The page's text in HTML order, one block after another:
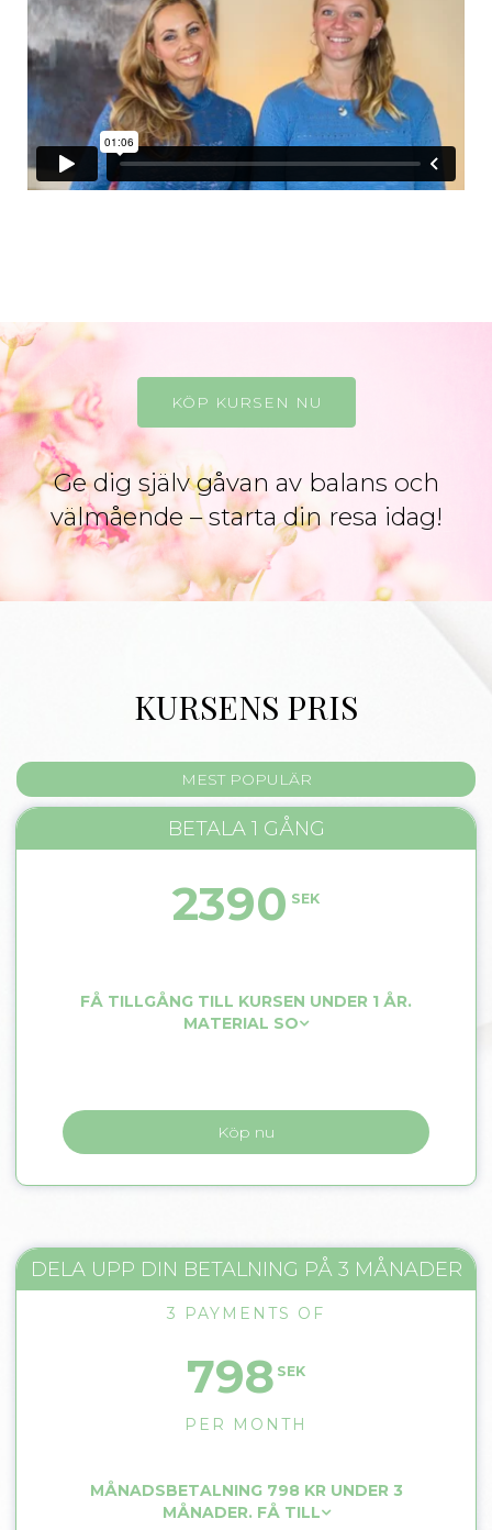
KÖP KURSEN NU
Ge dig själv gåvan av balans och
välmående – starta din resa idag!
KURSENS PRIS
MEST POPULÄR
BETALA 1 GÅNG
2390 SEK
FÅ TILLGÅNG TILL KURSEN UNDER 1 ÅR.
MATERIAL SO
Köp nu
DELA UPP DIN BETALNING PÅ 3 MÅNADER
3 PAYMENTS OF
798 SEK
PER MONTH
MÅNADSBETALNING 798 KR UNDER 3
MÅNADER. FÅ TILL